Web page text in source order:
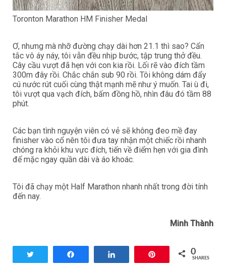
Toronton Marathon HM Finisher Medal
Ơ, nhưng mà nhỡ đường chạy dài hơn 21.1 thì sao? Cẩn
tắc vô áy náy, tôi vẫn đều nhịp bước, tập trung thở đều.
Cây cầu vượt đã hẹn với con kia rồi. Lối rẽ vào đích tầm
300m đây rồi. Chắc chắn sub 90 rồi. Tôi không dám đẩy
cú nước rút cuối cùng thật mạnh mẽ như ý muốn. Tai ù đi,
tôi vượt qua vạch đích, bấm đồng hồ, nhìn đâu đó tầm 88
phút.
Các bạn tình nguyện viên có vẻ sẽ không đeo mề đay
finisher vào cổ nên tôi đưa tay nhận một chiếc rồi nhanh
chóng ra khỏi khu vực đích, tiến về điểm hẹn với gia đình
để mặc ngay quần dài và áo khoác.
Tôi đã chạy một Half Marathon nhanh nhất trong đời tính
đến nay.
Minh Thành
0
SHARES